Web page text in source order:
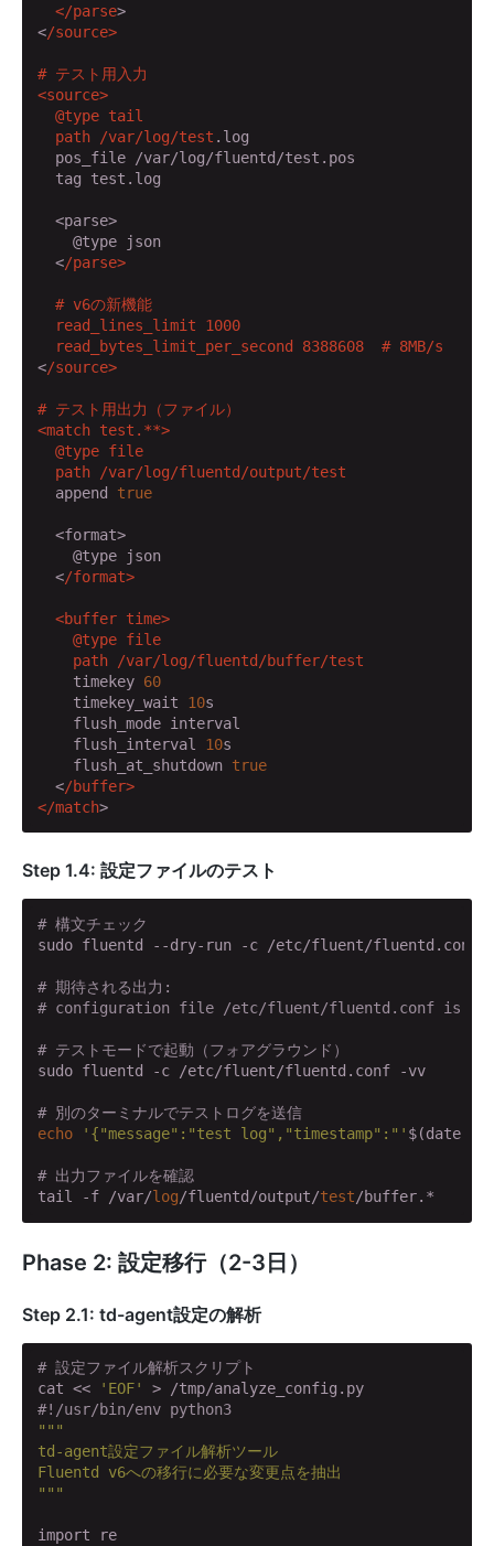
  </parse
>
</source>
# テスト用入力
<source>
  @type tail
  path /var
/log/test .log
  pos_file /var/log/fluentd/test.pos
  tag test.log
  <parse>
    @type json
  <
/parse>
  # v6の新機能
  read_lines_limit 1000
  read_bytes_limit_per_second 8388608  # 8MB/s
</source>
# テスト用出力（ファイル）
<match test.**>
  @type file
  path /var
/log/fluentd /output/test
  append
true
  <format>
    @type json
  <
/format>
  <buffer time>
    @type file
    path /var
/log/fluentd /buffer/test
    timekey
60
    timekey_wait
10s
    flush_mode interval
    flush_interval
10s
    flush_at_shutdown
true
  <
/buffer>
</match>
Step 1.4: 設定ファイルのテスト
# 構文チェック
sudo fluentd --dry-run -c /etc/fluent/fluentd.conf
# 期待される出力:
# configuration file /etc/fluent/fluentd.conf is
# テストモードで起動（フォアグラウンド）
sudo fluentd -c /etc/fluent/fluentd.conf -vv
# 別のターミナルでテストログを送信
echo
'{"message":"test log","timestamp":"' $(date -
# 出力ファイルを確認
tail -f /var/log/fluentd/output/test/buffer.*
Phase 2: 設定移行（2-3日）
Step 2.1: td-agent設定の解析
# 設定ファイル解析スクリプト
cat <<
'EOF'
> /tmp/analyze_config.py
#!/usr/bin/env python3
"" "
td-agent設定ファイル解析ツール
Fluentd v6への移行に必要な変更点を抽出
" ""
import re